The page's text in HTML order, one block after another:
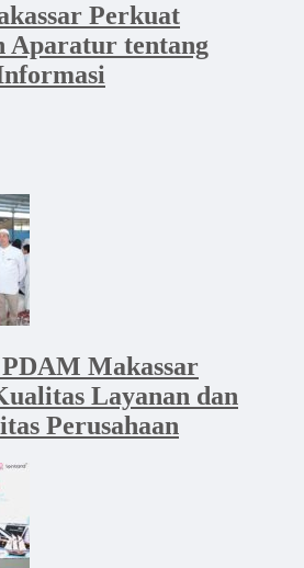
Perkuat
Aparatur tentang
Makassar
Layanan dan
Perusahaan